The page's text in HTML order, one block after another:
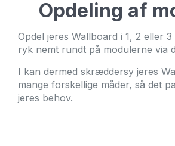
Opdeling af
Opdel jeres Wallboard i 1, 2 eller
ryk nemt rundt på modulerne via
I kan dermed skræddersy jeres
mange forskellige måder, så det
jeres behov.